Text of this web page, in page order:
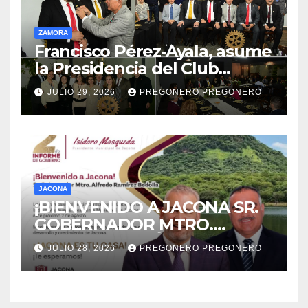
ZAMORA
Francisco Pérez-Ayala, asume
la Presidencia del Club
Rotario Zamora Industrial,
para el periodo 2026–2027
JULIO 29, 2026 PREGONERO PREGONERO
JACONA
¡BIENVENIDO A JACONA SR.
GOBERNADOR MTRO.
ALFREDO RAMÍREZ
BEDOLLA!
JULIO 28, 2026 PREGONERO PREGONERO